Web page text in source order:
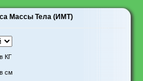
Массы Тела (ИМТ)
в КГ
в см